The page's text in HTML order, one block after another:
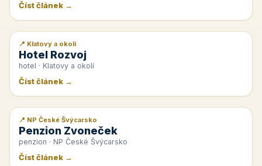
Číst článek →
📰 PR článek
📍 Klatovy a okolí
Hotel Rozvoj
hotel · Klatovy a okolí
Číst článek →
📰 PR článek
📍 NP České Švýcarsko
Penzion Zvoneček
penzion · NP České Švýcarsko
Číst článek →